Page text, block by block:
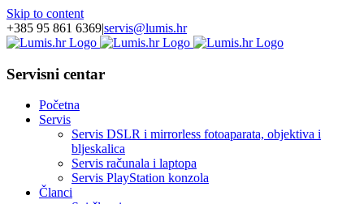
Skip to content
+385 95 861 6369|servis@lumis.hr
Servisni centar
Početna
Servis
Servis DSLR i mirrorless fotoaparata, objektiva i
bljeskalica
Servis računala i laptopa
Servis PlayStation konzola
Članci